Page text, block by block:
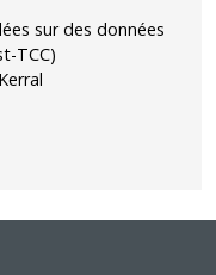
sur des données
TCC)